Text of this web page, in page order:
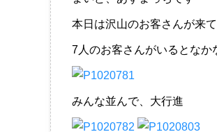
本日は沢山のお客さんが来
7人のお客さんがいるとなか
みんな並んで、大行進